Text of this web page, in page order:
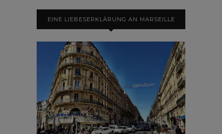
EINE LIEBESERKLÄRUNG AN MARSEILLE